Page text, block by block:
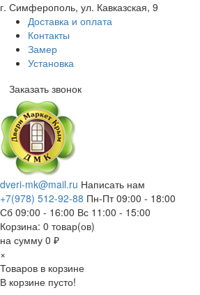
г. Симферополь, ул. Кавказская, 9
Доставка и оплата
Контакты
Замер
Установка
Заказать звонок
dveri-mk@mail.ru Написать нам
+7(978) 512-92-88 Пн-Пт 09:00 - 18:00
Сб 09:00 - 16:00 Вс 11:00 - 15:00
Корзина: 0 товар(ов)
на сумму 0 ₽
×
Товаров в корзине
В корзине пусто!